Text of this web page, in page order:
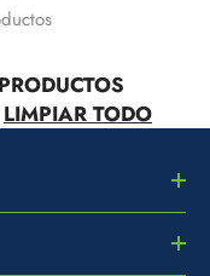
LIMPIAR TODO